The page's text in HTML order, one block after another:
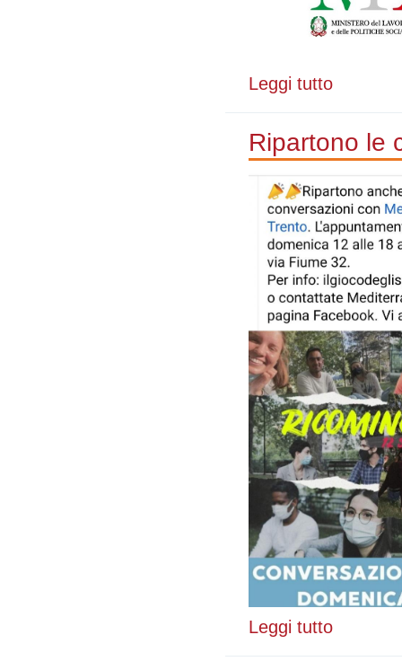
Leggi tutto
Ripartono le
Leggi tutto